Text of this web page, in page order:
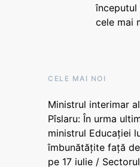
începutul
cele mai
CELE MAI NOI
Ministrul interimar
Pîslaru: În urma
ministrul Educației
îmbunătățite față
pe 17 iulie /